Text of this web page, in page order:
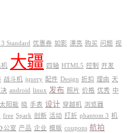
Standard 优惠券 如影 漂亮 购买 问题 视
机 大疆 四轴 HTML5 控制 开发
战斗机 jquery 配件 Design 折扣 理由 天
android linux 发布 照片 价格 优秀 中
太阳能 晓 手表 设计 穿越机 浏览器
free Spark 创新 活动 打折 phantom 3 机
公室 产品 企业 模版 coupons 航拍